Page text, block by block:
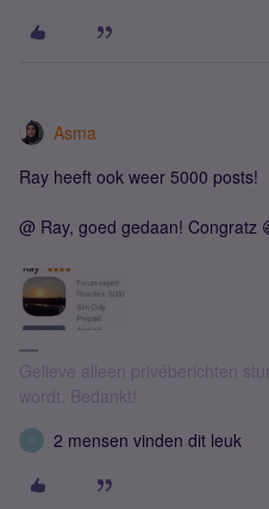
Asma
Ray heeft ook weer 5000 posts!
@ Ray, goed gedaan! Congratz
Gelieve alleen privéberichten
wordt. Bedankt!
R 2 mensen vinden dit leuk